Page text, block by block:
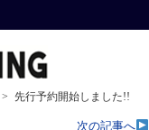
> 先行予約開始しました!!
次の記事へ